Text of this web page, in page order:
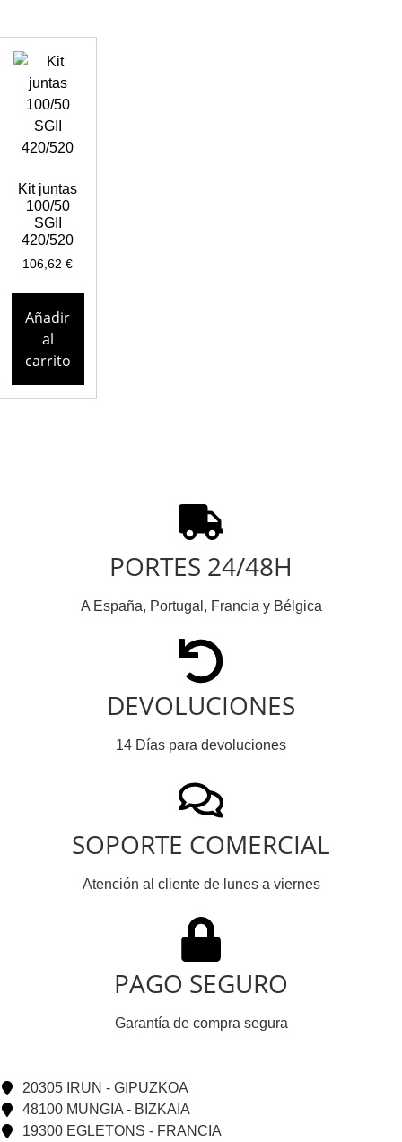
Kit juntas
100/50
SGII
420/520
106,62€
Añadir
al
carrito
PORTES 24/48H
A España, Portugal, Francia y Bélgica
DEVOLUCIONES
14 Días para devoluciones
SOPORTE COMERCIAL
Atención al cliente de lunes a viernes
PAGO SEGURO
Garantía de compra segura
20305 IRUN - GIPUZKOA
48100 MUNGIA - BIZKAIA
19300 EGLETONS - FRANCIA